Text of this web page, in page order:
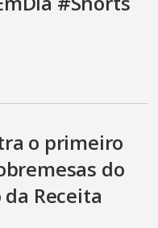
o primeiro
do
Receita